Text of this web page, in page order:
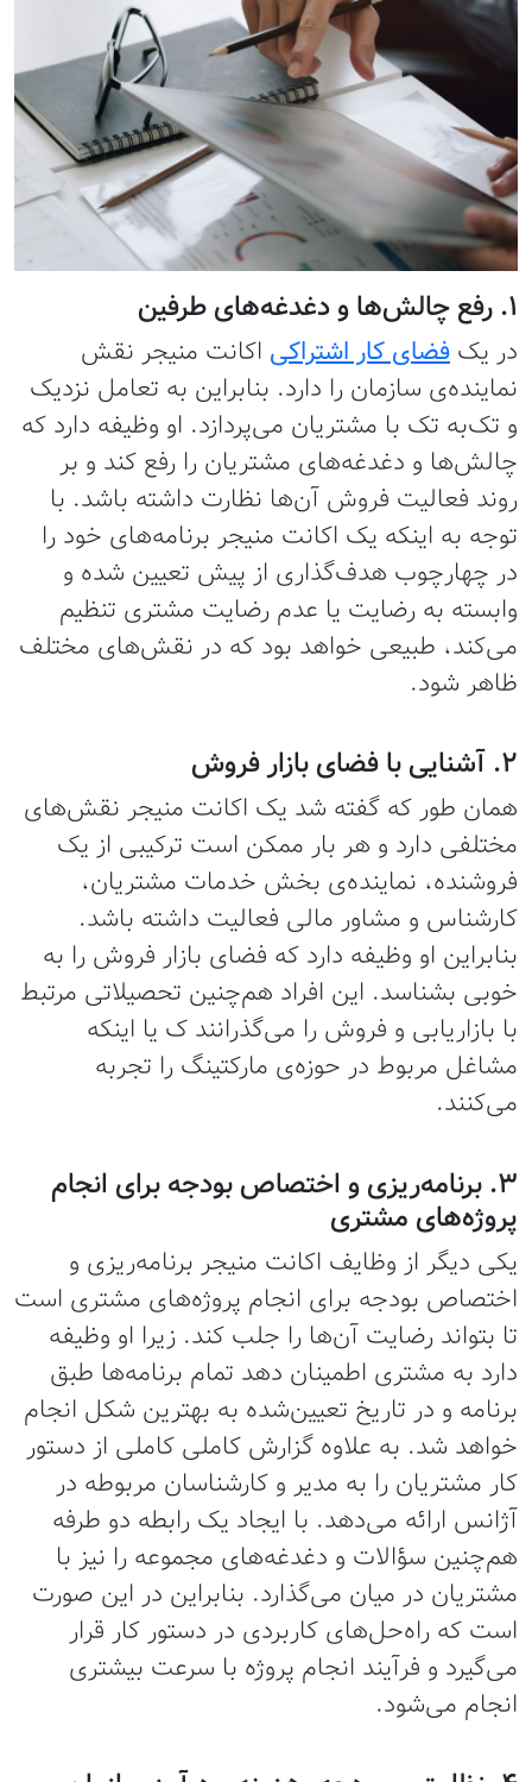
در یکفضای کار اشتراکیاکانت منیجر نقش
نماینده‌ی سازمان را دارد. بنابراين به تعامل نزدیک
و تک‌به تک با مشتریان می‌پردازد. او وظیفه دارد که
چالش‌ها و دغدغه‌های مشتریان را رفع کند و بر
روند فعالیت فروش آن‌ها نظارت داشته باشد. با
توجه به اینکه یک اکانت منیجر برنامه‌های خود را
در چهارچوب هدف‌گذاری از پیش تعیین شده و
وابسته به رضایت یا عدم رضایت مشتری تنظیم
می‌کند، طبیعی خواهد بود که در نقش‌های مختلف
ظاهر شود.
2. آشنایی با فضای بازار فروش
همان طور که گفته شد یک اکانت منیجر نقش‌های
مختلفی دارد و هر بار ممکن است ترکیبی از یک
فروشنده، نماینده‌ی بخش خدمات مشتریان،
کارشناس و مشاور مالی فعالیت داشته باشد.
بنابراین او وظیفه دارد که فضای بازار فروش را به
خوبی بشناسد. این افراد هم‌چنین تحصیلاتی مرتبط
با بازاریابی و فروش را می‌گذرانند ک یا اینکه
مشاغل مربوط در حوزه‌ی مارکتینگ را تجربه
می‌کنند.
3. برنامه‌ریزی و اختصاص بودجه برای انجام
پروژه‌های مشتری
یکی دیگر از وظایف اکانت منیجر برنامه‌ریزی و
اختصاص بودجه برای انجام پروژه‌های مشتری است
تا بتواند رضایت آن‌ها را جلب کند. زیرا او وظیفه
دارد به مشتری اطمینان دهد تمام برنامه‌ها طبق
برنامه و در تاریخ تعیین‌شده به بهترین شکل انجام
خواهد شد. به علاوه گزارش کاملی کاملی از دستور
کار مشتریان را به مدیر و کارشناسان مربوطه در
آژانس ارائه می‌دهد. با ایجاد یک رابطه دو طرفه
هم‌چنین سؤالات و دغدغه‌های مجموعه را نیز با
مشتریان در میان می‌گذارد. بنابراین در این صورت
است که راه‌حل‌های کاربردی در دستور کار قرار
می‌گیرد و فرآیند انجام پروژه با سرعت بیشتری
انجام می‌شود.